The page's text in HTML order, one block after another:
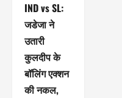
IND vs SL:
जडेजा ने
उतारी
कुलदीप के
बॉलिंग एक्शन
की नकल,